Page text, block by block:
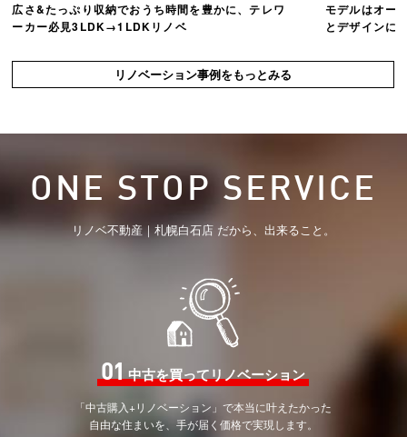
広さ&たっぷり収納でおうち時間を豊かに、テレワ
ーカー必見3LDK→1LDKリノベ
モデルはオー
とデザインに
リノベーション事例をもっとみる
ONE STOP SERVICE
リノベ不動産｜札幌白石店 だから、出来ること。
01中古を買ってリノベーション
「中古購入+リノベーション」で本当に叶えたかった
自由な住まいを、手が届く価格で実現します。